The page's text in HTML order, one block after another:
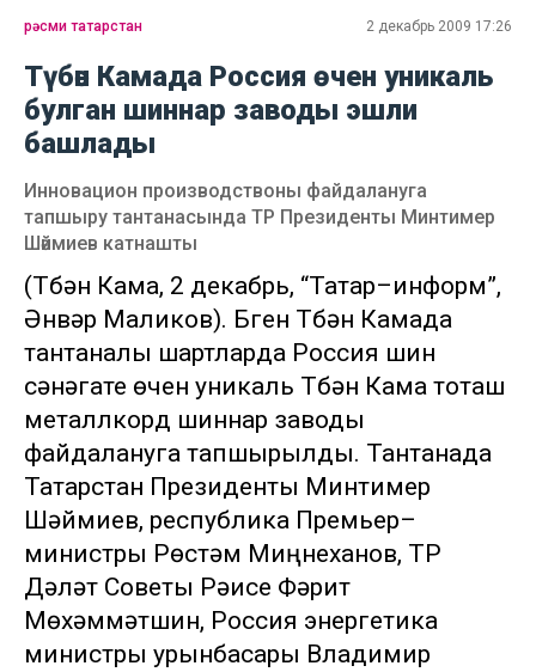
рәсми татарстан 2 декабрь 2009 17:26
Түбән Камада Россия өчен уникаль
булган шиннар заводы эшли
башлады
Инновацион производствоны файдалануга
тапшыру тантанасында ТР Президенты Минтимер
Шәймиев катнашты
(Түбән Кама, 2 декабрь, “Татар–информ”,
Әнвәр Маликов). Бүген Түбән Камада
тантаналы шартларда Россия шин
сәнәгате өчен уникаль Түбән Кама тоташ
металлкорд шиннар заводы
файдалануга тапшырылды. Тантанада
Татарстан Президенты Минтимер
Шәймиев, республика Премьер–
министры Рөстәм Миңнеханов, ТР
Дәүләт Советы Рәисе Фәрит
Мөхәммәтшин, Россия энергетика
министры урынбасары Владимир